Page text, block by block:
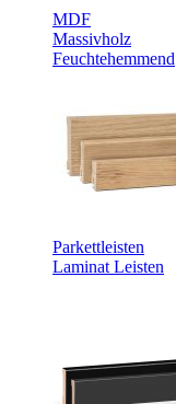
MDF
Massivholz
Feuchtehemmend
Parkettleisten
Laminat Leisten